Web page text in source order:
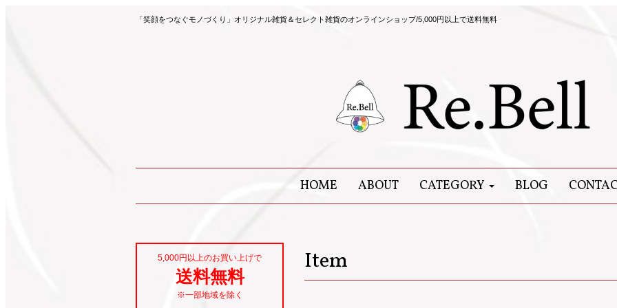
「笑顔をつなぐモノづくり」オリジナル雑貨＆セレクト雑貨のオンラインショップ/5,000円以上で送料無料
HOME ABOUT CATEGORY BLOG
Item
5,000円以上のお買い上げで
送料無料
※一部地域を除く